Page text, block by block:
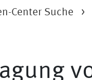
Center Suche